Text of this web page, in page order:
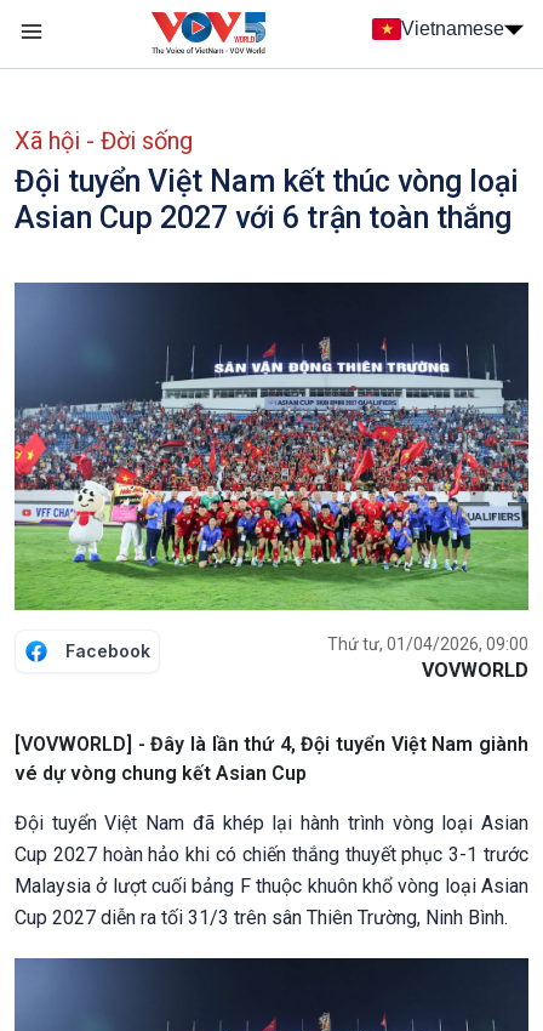
Nhảy đến nội dung
Vietnamese
Xã hội - Đời sống
Đội tuyển Việt Nam kết thúc vòng loại
Asian Cup 2027 với 6 trận toàn thắng
Facebook Thứ tư, 01/04/2026, 09:00
VOVWORLD
[VOVWORLD] - Đây là lần thứ 4, Đội tuyển Việt Nam giành
vé dự vòng chung kết Asian Cup
Đội tuyển Việt Nam đã khép lại hành trình vòng loại Asian
Cup 2027 hoàn hảo khi có chiến thắng thuyết phục 3-1 trước
Malaysia ở lượt cuối bảng F thuộc khuôn khổ vòng loại Asian
Cup 2027 diễn ra tối 31/3 trên sân Thiên Trường, Ninh Bình.